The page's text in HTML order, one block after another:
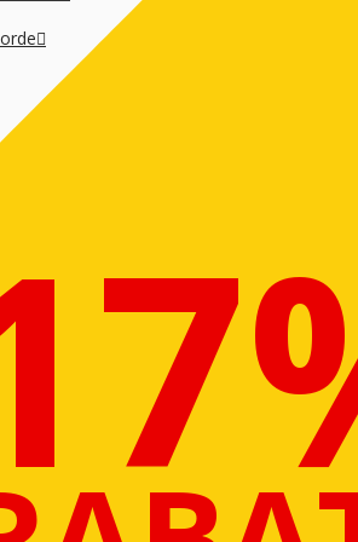
selvbetjening
EL og GAS